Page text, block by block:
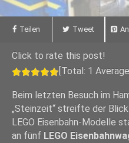
Teilen Tweet
Click to rate this post!
[Total: 1
Beim letzten Besuch im
„Steinzeit“ streifte der
LEGO Eisenbahn-Modelle
an fünf LEGO